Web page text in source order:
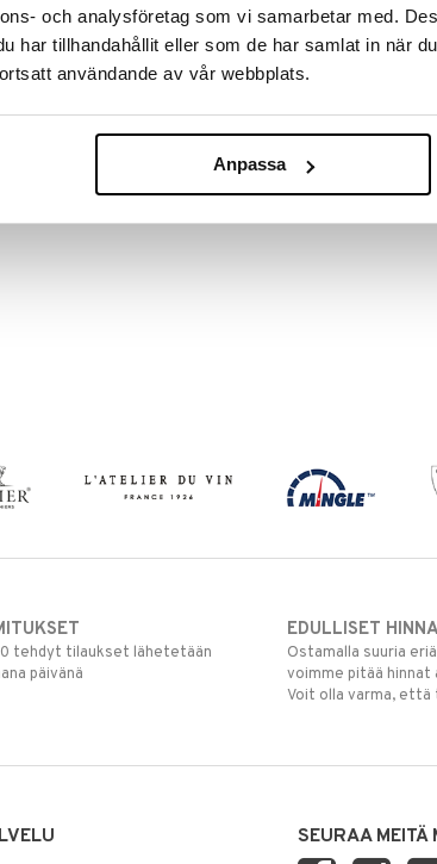
och analysföretag som vi samarbetar med.
har tillhandahållit eller som de har samlat in när
användande av vår webbplats.
Anpassa
estämään veden valumista laudalta.
ainutlaatuinen; odota pieniä
tehdyt tilaukset lähetetään
päivänä
EDULLISET
Ostamalla suuria
voimme pitää hinnat
Voit olla varma,
SEURAA MEITÄ